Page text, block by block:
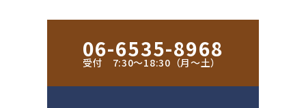
06-6535-8968
受付 7:30〜18:30（月〜土）